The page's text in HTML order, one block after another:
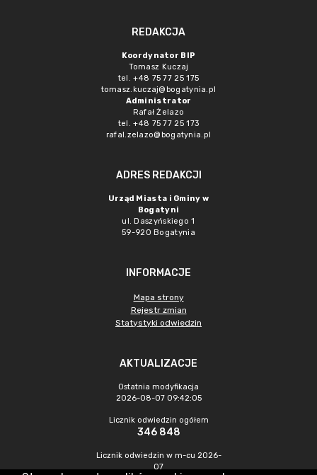
REDAKCJA
Koordynator BIP
Tomasz Kuczaj
tel. +48 75 77 25 175
tomasz.kuczaj@bogatynia.pl
Administrator
Rafał Żelazo
tel. +48 75 77 25 173
rafal.zelazo@bogatynia.pl
ADRES REDAKCJI
Urząd Miasta i Gminy w
Bogatyni
ul. Daszyńskiego 1
59-920 Bogatynia
INFORMACJE
Mapa strony
Rejestr zmian
Statystyki odwiedzin
AKTUALIZACJE
Ostatnia modyfikacja
2026-08-07 09:42:05
Licznik odwiedzin ogółem
346 848
Licznik odwiedzin w m-cu 2026-
07